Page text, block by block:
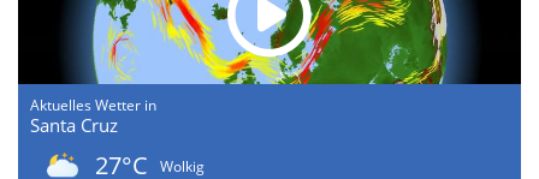
Aktuelles Wetter in
Santa Cruz
27°C
Wolkig